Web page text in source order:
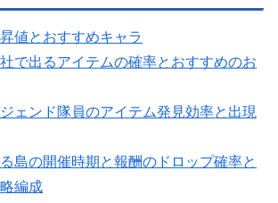
値とおすすめキャラ
で出るアイテムの確率とおすすめのお
ェンド隊員のアイテム発見効率と出現
島の開催時期と報酬のドロップ確率と
編成